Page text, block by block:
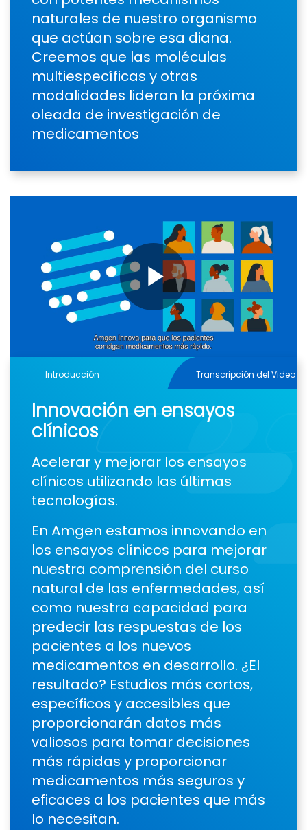
naturales de nuestro organismo
que actúan sobre esa diana.
Creemos que las moléculas
multiespecíficas y otras
modalidades lideran la próxima
oleada de investigación de
medicamentos
Play
Video
Introducción Transcripción del Video
Innovación en ensayos
clínicos
Acelerar y mejorar los ensayos
clínicos utilizando las últimas
tecnologías.
En Amgen estamos innovando en
los ensayos clínicos para mejorar
nuestra comprensión del curso
natural de las enfermedades, así
como nuestra capacidad para
predecir las respuestas de los
pacientes a los nuevos
medicamentos en desarrollo. ¿El
resultado? Estudios más cortos,
específicos y accesibles que
proporcionarán datos más
valiosos para tomar decisiones
más rápidas y proporcionar
medicamentos más seguros y
eficaces a los pacientes que más
lo necesitan.